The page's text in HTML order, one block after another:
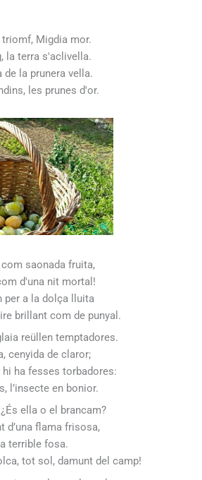
Migdia mor.
la terra s'aclivella.
la prunera vella.
les prunes d'or.
saonada fruita,
d'una nit mortal!
per a la dolça lluita
brillant com de punyal.
reüllen temptadores.
cenyida de claror;
ha fesses torbadores:
l’insecte en bonior.
ella o el brancam?
d’una flama frisosa,
terrible fosa.
tot sol, damunt del camp!